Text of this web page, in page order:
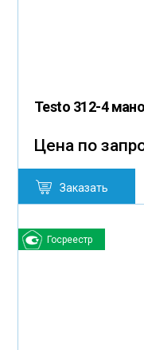
Testo 312-4
Цена по
Заказать
Госреестр